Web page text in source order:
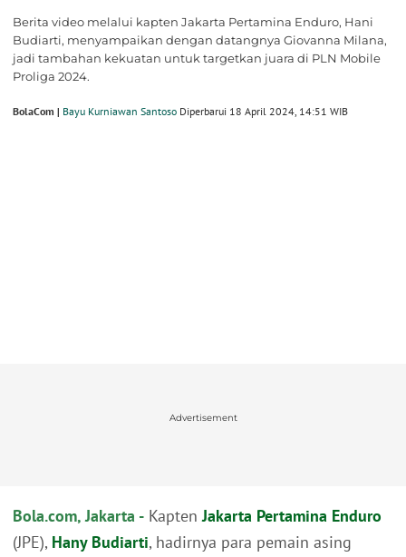
Berita video melalui kapten Jakarta Pertamina Enduro, Hani
Budiarti, menyampaikan dengan datangnya Giovanna Milana,
jadi tambahan kekuatan untuk targetkan juara di PLN Mobile
Proliga 2024.
BolaCom | Bayu Kurniawan Santoso Diperbarui 18 April 2024, 14:51 WIB
Advertisement
Bola.com, Jakarta - KaptenJakarta Pertamina Enduro
(JPE), Hany Budiarti, hadirnya para pemain asing